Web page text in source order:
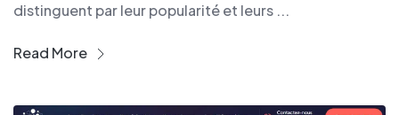
distinguent par leur popularité et leurs ...
Read More